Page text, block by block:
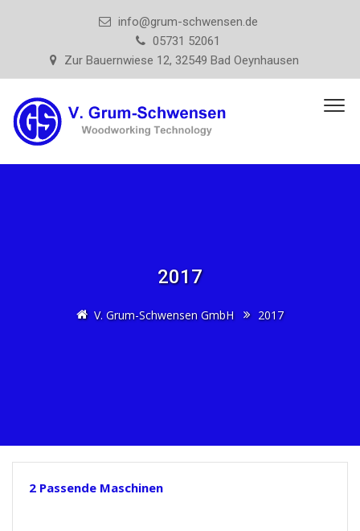
info@grum-schwensen.de
05731 52061
Zur Bauernwiese 12, 32549 Bad Oeynhausen
2017
V. Grum-Schwensen GmbH 2017
2 Passende Maschinen